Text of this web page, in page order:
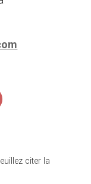
citer la